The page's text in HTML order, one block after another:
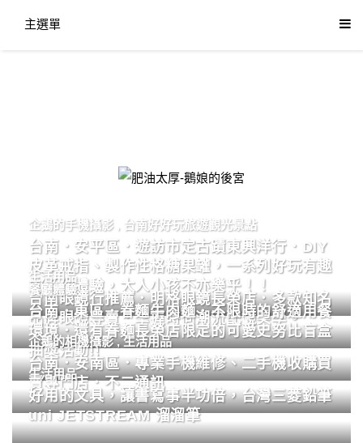
主選單
肥油太厚-鵝娘的後宮
企鵝的手機攝影 台南好好玩旅遊觀光景點
台南．安平區．遊訪市定古蹟東興洋行．DIY
皮革戒指、製作性格糖果罐，一系列好玩有趣
的手作體驗，大人小孩不亦樂乎！！
生活用品
台南眼鏡行推薦．明格眼鏡長榮店．多款知名
品牌眼鏡專賣．掌握時尚潮流配鏡美學。
餐廳體驗
台南．東區．眷麵牛肉麵．不限時的舒適用餐
環境．還有眷麵長榮店限定的可愛史努比盲盒
抽獎活動!!
企鵝的相機攝影,生活用品
台南．安南區．專業手機維修、二手機收購買
賣專門店．不二通訊
生活用品
好用的文具，讓書寫事半功倍，台灣三菱鉛筆
uni JETSTREAM 溜溜筆